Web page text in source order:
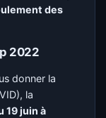
des
2022
donner la
la
19 juin à